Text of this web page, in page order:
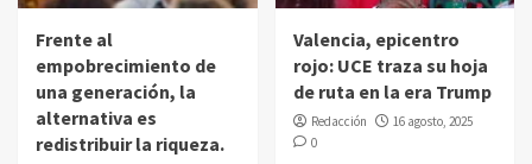
Frente al
empobrecimiento de
una generación, la
alternativa es
redistribuir la riqueza.
Valencia, epicentro
rojo: UCE traza su hoja
de ruta en la era Trump
Redacción
16 agosto, 2025
0